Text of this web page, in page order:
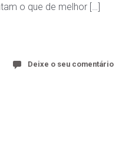
o que de melhor […]
Deixe o seu comentário